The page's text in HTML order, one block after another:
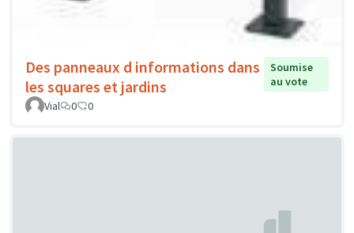
Des panneaux d informations dans
les squares et jardins
Soumise
au vote
Vial
0 0